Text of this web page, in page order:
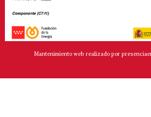
Mantenimiento web realizado por